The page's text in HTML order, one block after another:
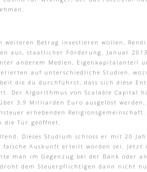
Betrag investieren wollen,
aus, staatlicher Förderung. Januar
anderem Medien, Eigenkapitalanteil
auf unterschiedliche Studien,
die du durchführst, dass sich diese
Der Algorithmus von Scalable Capital
3,9 Milliarden Euro ausgelöst
erhebenden
die Tür geöffnet.
Dieses Studium schloss er mit 20
Auskunft erteilt worden sei. Jetzt
man im Gegenzug bei der Bank oder
dem Steuerpflichtigen dann nicht